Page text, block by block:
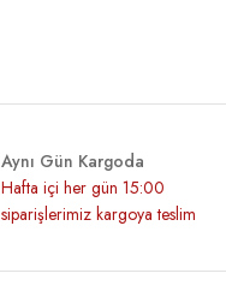
Aynı Gün Kargoda
Hafta içi her gün 15:00
siparişlerimiz kargoya teslim